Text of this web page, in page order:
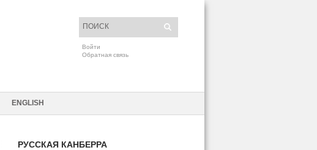
Войти
Обратная связь
ENGLISH
РУССКАЯ КАНБЕРРА